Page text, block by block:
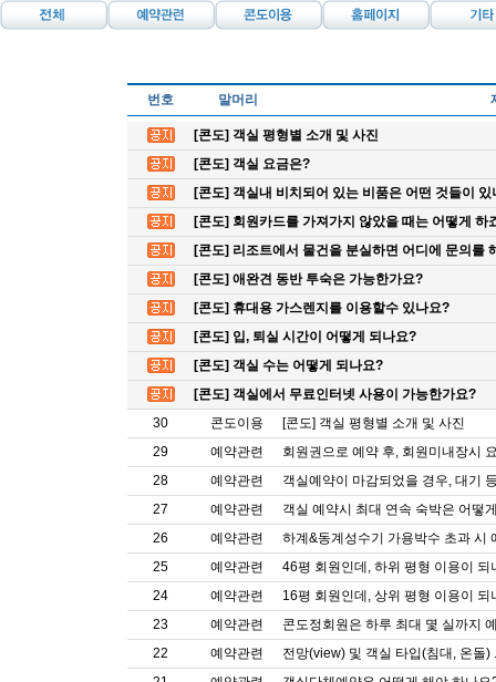
번호 말머리
[콘도] 객실 평형별 소개 및 사진
[콘도] 객실 요금은?
[콘도] 객실내 비치되어 있는 비품은 어떤 것들이 있
[콘도] 회원카드를 가져가지 않았을 때는 어떻게 하
[콘도] 리조트에서 물건을 분실하면 어디에 문의를
[콘도] 애완견 동반 투숙은 가능한가요?
[콘도] 휴대용 가스렌지를 이용할수 있나요?
[콘도] 입, 퇴실 시간이 어떻게 되나요?
[콘도] 객실 수는 어떻게 되나요?
[콘도] 객실에서 무료인터넷 사용이 가능한가요?
30
콘도이용
[콘도] 객실 평형별 소개 및 사진
29
예약관련
회원권으로 예약 후, 회원미내장시
28
예약관련
객실예약이 마감되었을 경우, 대기
27
예약관련
객실 예약시 최대 연속 숙박은 어떻
26
예약관련
하계&동계성수기 가용박수 초과 시
25
예약관련
46평 회원인데, 하위 평형 이용이 되
24
예약관련
16평 회원인데, 상위 평형 이용이 되
23
예약관련
콘도정회원은 하루 최대 몇 실까지
22
예약관련
전망(view) 및 객실 타입(침대, 온돌)